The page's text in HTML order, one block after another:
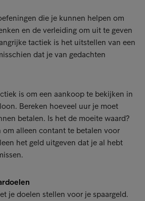
die je kunnen helpen om
en de verleiding om uit te geven
tactiek is het uitstellen van een
dat je van gedachten
is om een aankoop te bekijken in
Bereken hoeveel uur je moet
betalen. Is het de moeite waard?
alleen contant te betalen voor
het geld uitgeven dat je al hebt
je doelen stellen voor je spaargeld.